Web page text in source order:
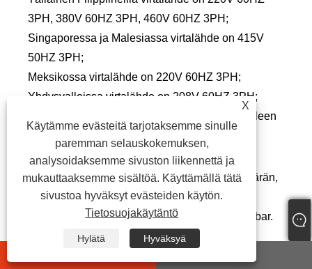
3PH, 380V 60HZ 3PH, 460V 60HZ 3PH;
Singaporessa ja Malesiassa virtalähde on 415V
50HZ 3PH;
Meksikossa virtalähde on 220V 60HZ 3PH;
Yhdysvalloissa virtalähde on 208V 60HZ 3PH;
575V 60HZ 3PH; 480V 60HZ 3PH ja niin edelleen
6.3 Vesipumppu
Kun päätät jäähdyttimen kapasiteetin/tonnimäärän,
suosittelemme sinulle sopivaa pumppua
kilowatteina, joka vakiovesipumppu on noin 2 bar.
Jos tarvitset lisää korkeaa vedenpainetta, ota
X
Käytämme evästeitä tarjotaksemme sinulle
paremman selauskokemuksen,
analysoidaksemme sivuston liikennettä ja
mukauttaaksemme sisältöä. Käyttämällä tätä
sivustoa hyväksyt evästeiden käytön.
Tietosuojakäytäntö
Hylätä Hyväksyä